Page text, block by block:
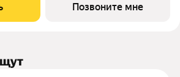
в III квартале 2026 года. Масштаб
уже сейчас в отделе продаж,
Позвоните мне